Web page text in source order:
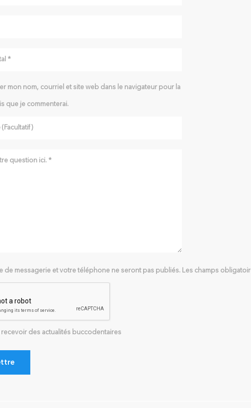
mon nom, courriel et site web dans le navigateur pour la
que je commenterai.
de messagerie et votre téléphone ne seront pas publiés. Les champs
recevoir des actualités buccodentaires